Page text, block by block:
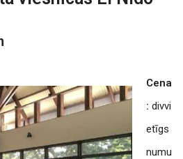
Cena
: divvi
etīgs
numu